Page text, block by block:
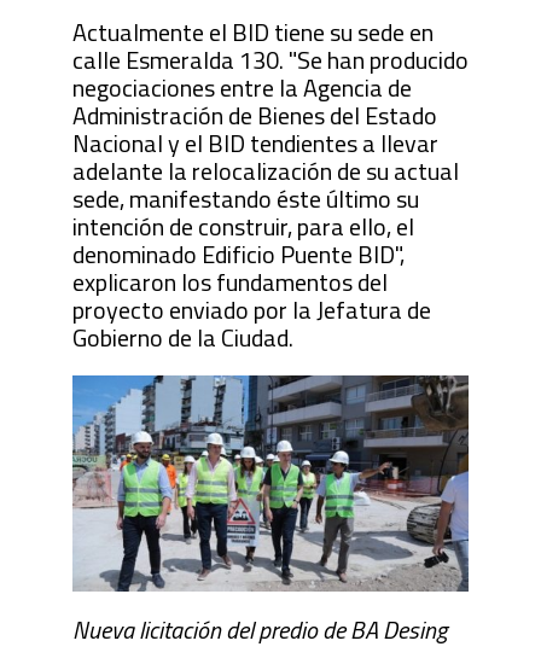
Actualmente el BID tiene su sede en
calle Esmeralda 130. "Se han producido
negociaciones entre la Agencia de
Administración de Bienes del Estado
Nacional y el BID tendientes a llevar
adelante la relocalización de su actual
sede, manifestando éste último su
intención de construir, para ello, el
denominado Edificio Puente BID",
explicaron los fundamentos del
proyecto enviado por la Jefatura de
Gobierno de la Ciudad.
Nueva licitación del predio de BA Desing